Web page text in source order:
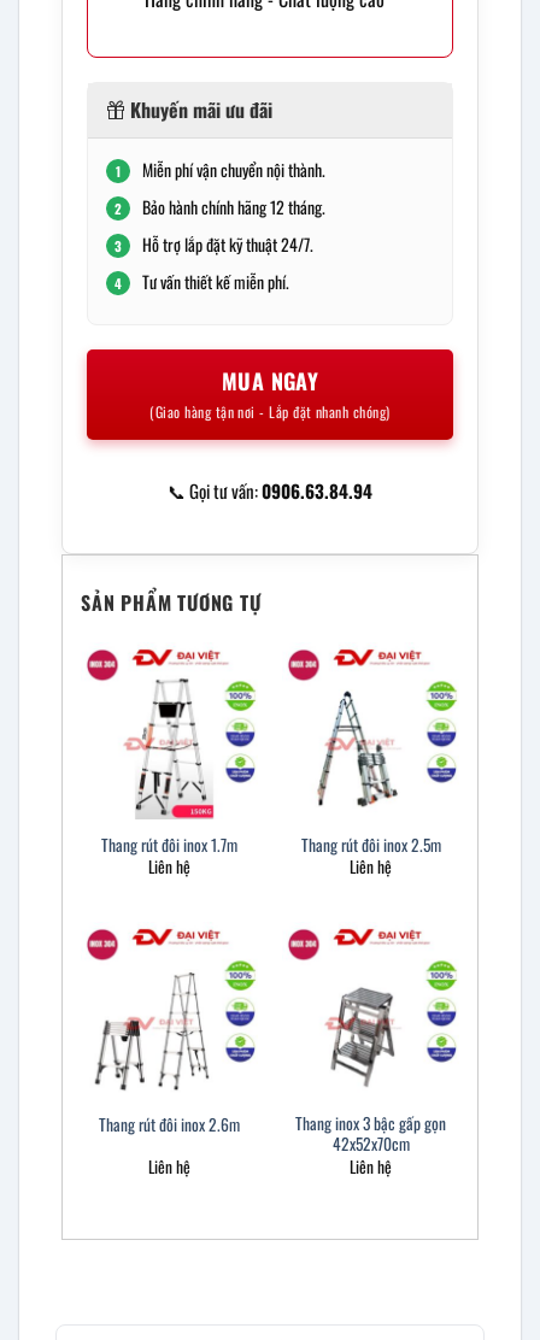
Khuyến mãi ưu đãi
1 Miễn phí vận chuyển nội thành.
2 Bảo hành chính hãng 12 tháng.
3 Hỗ trợ lắp đặt kỹ thuật 24/7.
4 Tư vấn thiết kế miễn phí.
MUA NGAY
(Giao hàng tận nơi - Lắp đặt nhanh chóng)
📞 Gọi tư vấn:0906.63.84.94
SẢN PHẨM TƯƠNG TỰ
Thang rút đôi inox 1.7m
Liên hệ
Thang rút đôi inox 2.5m
Liên hệ
Thang rút đôi inox 2.6m
Liên hệ
Thang inox 3 bậc gấp gọn
42x52x70cm
Liên hệ